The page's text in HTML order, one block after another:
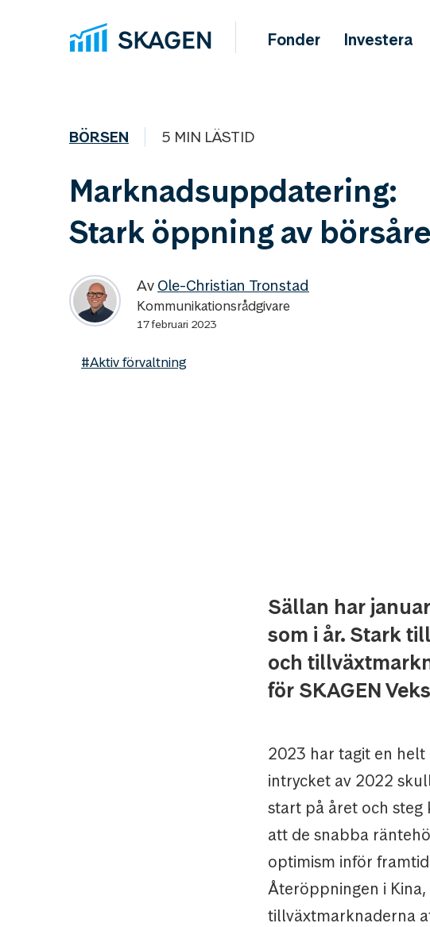
Fonder Investera
BÖRSEN 5 MIN LÄSTID
Marknadsuppdatering:
Stark öppning av
Av Ole-Christian Tronstad
Kommunikationsrådgivare
17 februari 2023
#Aktiv förvaltning
Sällan har
som i år. Stark
och
för SKAGEN
2023 har tagit en
intrycket av 2022
start på året och
att de snabba
optimism inför
Återöppningen i
tillväxtmarknaderna